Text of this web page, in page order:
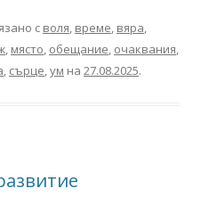
с воля, време, вяра,
, място, обещание, очаквания,
, сърце,ум на 27.08.2025.